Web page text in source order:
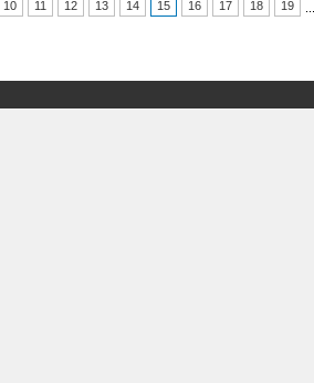
10 11 12 13 14 15 16 17 18 19